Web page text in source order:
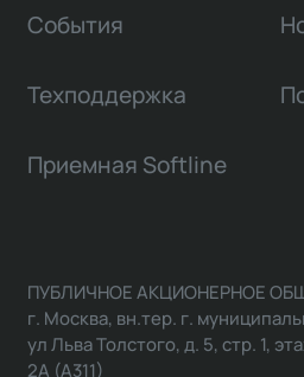
События
Техподдержка
Приемная Softline
ПУБЛИЧНОЕ АКЦИОНЕРНОЕ
г. Москва, вн.тер. г.
ул Льва Толстого, д. 5, стр. 1,
2А (А311)